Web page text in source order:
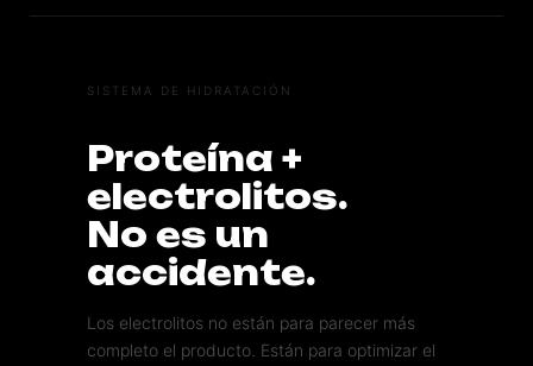
SISTEMA DE HIDRATACIÓN
Proteína +
electrolitos.
No es un
accidente.
Los electrolitos no están para parecer más
completo el producto. Están para optimizar el